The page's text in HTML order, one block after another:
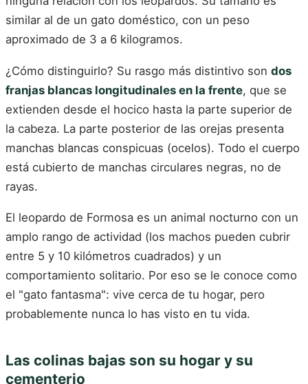
similar al de un gato doméstico, con un peso
aproximado de 3 a 6 kilogramos.
¿Cómo distinguirlo? Su rasgo más distintivo son dos
franjas blancas longitudinales en la frente, que se
extienden desde el hocico hasta la parte superior de
la cabeza. La parte posterior de las orejas presenta
manchas blancas conspicuas (ocelos). Todo el cuerpo
está cubierto de manchas circulares negras, no de
rayas.
El leopardo de Formosa es un animal nocturno con un
amplo rango de actividad (los machos pueden cubrir
entre 5 y 10 kilómetros cuadrados) y un
comportamiento solitario. Por eso se le conoce como
el "gato fantasma": vive cerca de tu hogar, pero
probablemente nunca lo has visto en tu vida.
Las colinas bajas son su hogar y su
cementerio